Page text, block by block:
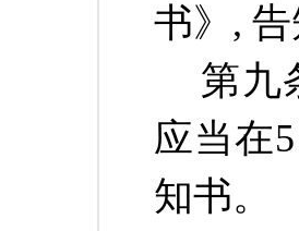
书》,
第九
应当在
知书。